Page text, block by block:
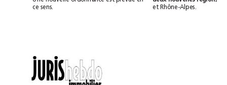
ce sens.
et Rhône-Alpes.